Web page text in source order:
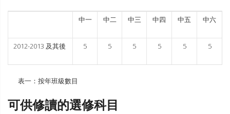
中一 中二 中三 中四 中五 中六
2012-2013 及其後 5 5 5 5 5 5
表一：按年班級數目
可供修讀的選修科目